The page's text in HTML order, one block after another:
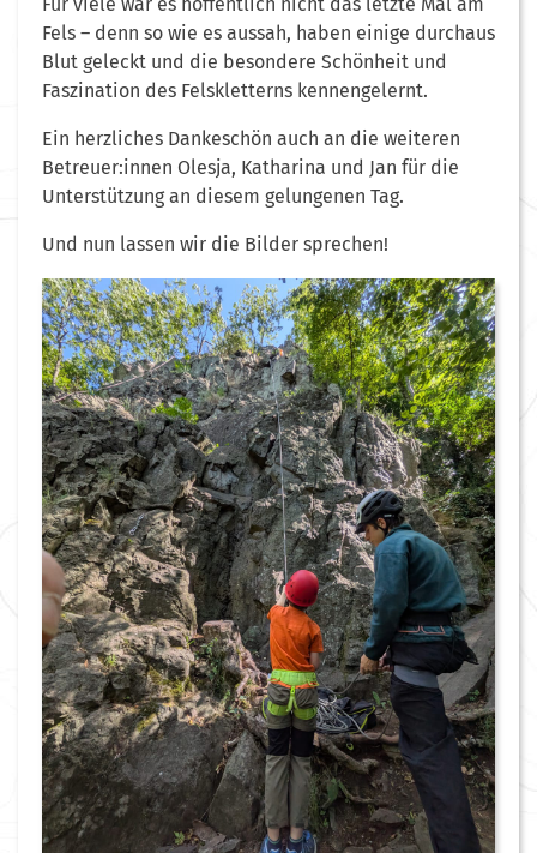
Fels – denn so wie es aussah, haben einige durchaus
Blut geleckt und die besondere Schönheit und
Faszination des Felskletterns kennengelernt.
Ein herzliches Dankeschön auch an die weiteren
Betreuer:innen Olesja, Katharina und Jan für die
Unterstützung an diesem gelungenen Tag.
Und nun lassen wir die Bilder sprechen!